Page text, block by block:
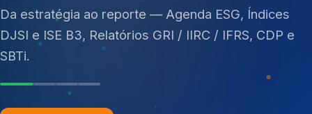
resíduos sólidos (PGRS/PMGRS).